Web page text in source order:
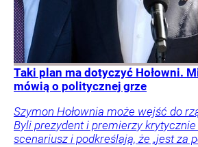
Taki plan ma dotyczyć Hołowni.
mówią o politycznej grze
Szymon Hołownia może wejść do
Byli prezydent i premierzy
scenariusz i podkreślają, że „jest za